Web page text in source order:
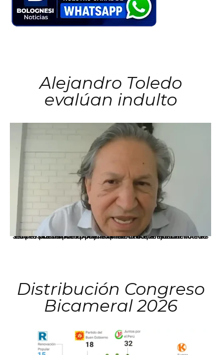
Alejandro Toledo
evalúan indulto
La presidenta Keiko Fujimori informó que la solicitud de indulto presentada por el expresidente Alejandro Toledo será evaluada por la Comisión de Gracias Presidenciales conforme al procedimiento establecido.
Distribución Congreso
Bicameral 2026